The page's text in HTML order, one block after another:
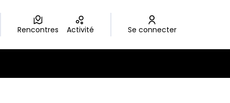
Rencontres Activité Se connecter